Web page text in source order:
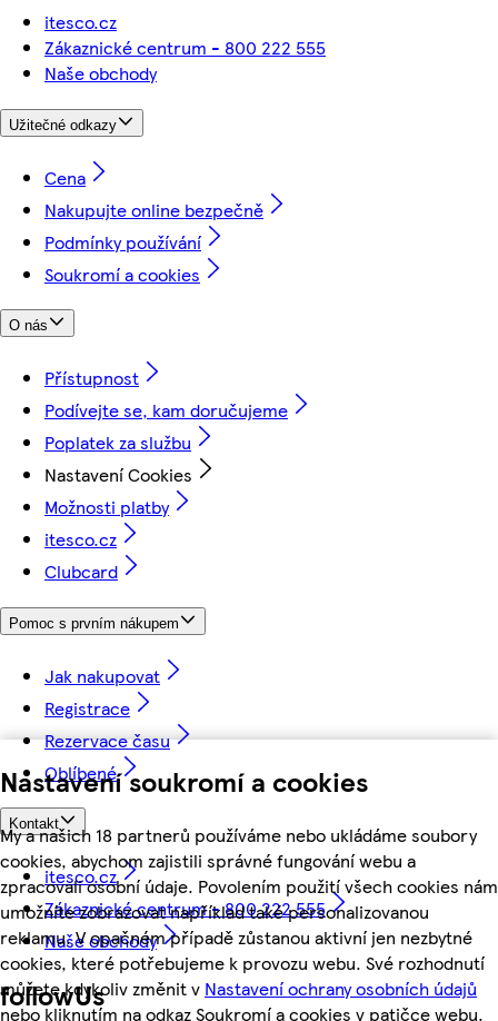
Nastavení soukromí a cookies
My a našich 18 partnerů používáme nebo ukládáme soubory
cookies, abychom zajistili správné fungování webu a
zpracovali osobní údaje. Povolením použití všech cookies nám
umožníte zobrazovat například také personalizovanou
reklamu. V opačném případě zůstanou aktivní jen nezbytné
cookies, které potřebujeme k provozu webu. Své rozhodnutí
můžete kdykoliv změnit v Nastavení ochrany osobních údajů
nebo kliknutím na odkaz Soukromí a cookies v patičce webu.
itesco.cz
Zákaznické centrum - 800 222 555
Naše obchody
Užitečné odkazy
Cena
Nakupujte online bezpečně
Podmínky používání
Soukromí a cookies
O nás
Přístupnost
Podívejte se, kam doručujeme
Poplatek za službu
Nastavení Cookies
Možnosti platby
itesco.cz
Clubcard
Pomoc s prvním nákupem
Jak nakupovat
Registrace
Rezervace času
Oblíbené
Kontakt
itesco.cz
Zákaznické centrum - 800 222 555
Naše obchody
followUs